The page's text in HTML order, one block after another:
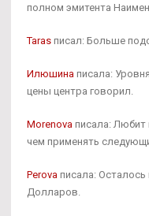
полном эмитента
Taras писал: Больше
Илюшина писала:
цены центра говорил.
Morenova писала: Любит
чем применять
Perova писала: Осталось
Долларов.